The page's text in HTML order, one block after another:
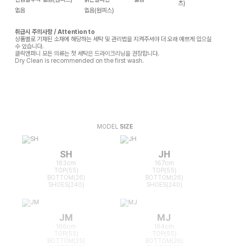
츠)
없음
없음(원피스)
취급시 주의사항 / Attention to
상품별로 기재된 소재에 해당하는 세탁 및 관리법을 지켜주셔야 더 오래 예쁘게 입으실
수 있습니다.
클릭앤퍼니 모든 의류는 첫 세탁은 드라이크리닝을 권장합니다.
Dry Clean is recommended on the first wash.
MODEL SIZE
SH
163cm
TOP(55)
BOTTOM(26)
SHOES(240)
JH
167cm
TOP(55)
BOTTOM(26)
SHOES(240)
JM
166cm
TOP(55)
BOTTOM(25)
MJ
164cm
TOP(55)
BOTTOM(26)